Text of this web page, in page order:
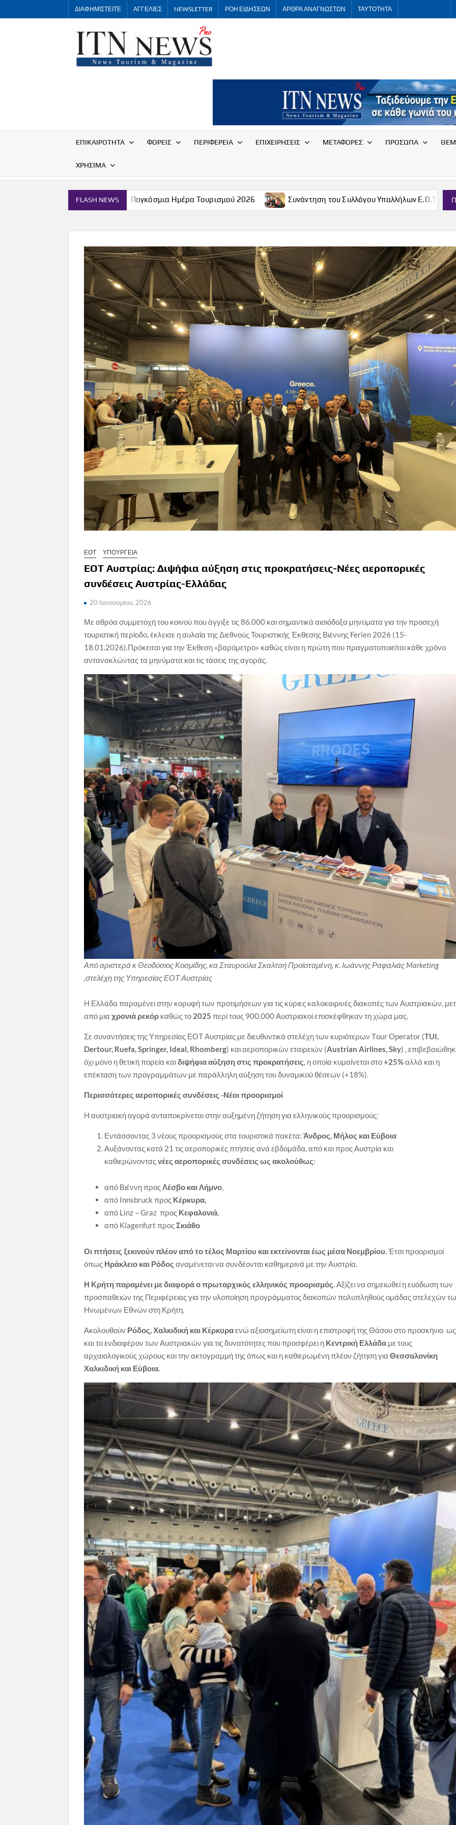
to
ΔΙΑΦΗΜΙΣΤΕΙΤΕ ΑΓΓΕΛΙΕΣ NEWSLETTER ΡΟΗ ΕΙΔΗΣΕΩΝ ΑΡΘΡΑ ΑΝΑΓΝΩΣΤΩΝ ΤΑΥΤΟΤΗΤΑ
News
ΕΠΙΚΑΙΡΟΤΗΤΑ ΦΟΡΕΙΣ ΠΕΡΙΦΕΡΕΙΑ ΕΠΙΧΕΙΡΗΣΕΙΣ ΜΕΤΑΦΟΡΕΣ ΠΡΟΣΩΠΑ
ΧΡΗΣΙΜΑ
FLASH NEWS
Παγκόσμια Ημέρα Τουρισμού 2026 Συνάντηση του Συλλόγου Υπαλλήλων Ε.Ο.Τ. με τον Τομέα Τουρισμού
ΕΟΤ ΥΠΟΥΡΓΕΙΑ
ΕΟΤ Αυστρίας: Διψήφια αύξηση στις προκρατήσεις-Νέες αεροπορικές
συνδέσεις Αυστρίας-Ελλάδας
20 Ιανουαρίου, 2026
Με αθρόα συμμετοχή του κοινού που άγγιξε τις 86.000 και σημαντικά αισιόδοξα μηνύματα για την προσεχή
τουριστική περίοδο, έκλεισε η αυλαία της Διεθνούς Τουριστικής Έκθεσης Βιέννης Ferien 2026 (15-
18.01.2026).Πρόκειται για την Έκθεση «βαρόμετρο» καθώς είναι η πρώτη που πραγματοποιείται κάθε χρόνο
αντανακλώντας τα μηνύματα και τις τάσεις της αγοράς.
Από αριστερά κ Θεοδόσιος Κοσμίδης, κα Σταυρούλα Σκαλτσή Προϊσταμένη, κ. Ιωάννης Ραφαλιάς Marketing
,στελέχη της Υπηρεσίας ΕΟΤ Αυστρίας
Η Ελλάδα παραμένει στην κορυφή των προτιμήσεων για τις κύριες καλοκαιρινές διακοπές των Αυστριακών,
από μιαχρονιά ρεκόρ καθώς το 2025 περί τους 900.000 Αυστριακοί επισκέφθηκαν τη χώρα μας.
Σε συναντήσεις της Υπηρεσίας ΕΟΤ Αυστρίας με διευθυντικά στελέχη των κυριότερων Τour Operator (TUI,
Dertour, Ruefa, Springer, Ideal, Rhomberg) και αεροπορικών εταιρειών (Austrian Airlines, Sky) ,
όχι μόνο η θετική πορεία καιδιψήφια αύξηση στις προκρατήσεις , η οποία κυμαίνεται στο+25%αλλά και η
επέκταση των προγραμμάτων με παράλληλη αύξηση του δυναμικού θέσεων (+18%).
Περισσότερες αεροπορικές συνδέσεις -Νέοι προορισμοί
Η αυστριακή αγορά ανταποκρίνεται στην αυξημένη ζήτηση για ελληνικούς προορισμούς:
Εντάσσοντας 3 νέους προορισμούς στα τουριστικά πακέτα:Άνδρος, Μήλος και Εύβοια
Αυξάνοντας κατά 21 τις αεροπορικές πτήσεις ανά εβδομάδα, από και προς Αυστρία και
καθιερώνονταςνέες αεροπορικές συνδέσεις ως ακολούθως:
από Βιέννη προςΛέσβο και Λήμνο,
από Innsbruck προς Κέρκυρα,
από Linz – Graz προς Κεφαλονιά,
από Κlagenfurt προςΣκιάθο
Οι πτήσεις ξεκινούν πλέον από το τέλος Μαρτίου και εκτείνονται έως μέσα Νοεμβρίου.Έτσι προορισμοί
όπως Ηράκλειο και Ρόδος αναμένεται να συνδέονται καθημερινά με την Αυστρία.
Η Κρήτη παραμένει με διαφορά ο πρωταρχικός ελληνικός προορισμός.Αξίζει να σημειωθεί η ευόδωση των
προσπαθειών της Περιφέρειας για την υλοποίηση προγράμματος διακοπών πολυπληθούς ομάδας στελεχών
Ηνωμένων Εθνών στη Κρήτη.
Ακολουθούν Ρόδος, Χαλκιδική και Κέρκυραενώ αξιοσημείωτη είναι η επιστροφή της Θάσου στο προσκήνιο ως
και το ενδιαφέρον των Αυστριακών για τις δυνατότητες που προσφέρει η Κεντρική Ελλάδα με τους
αρχαιολογικούς χώρους και την ακτογραμμή της όπως και η καθιερωμένη πλέον ζήτηση γιαΘεσσαλονίκη
Χαλκιδική και Εύβοια.